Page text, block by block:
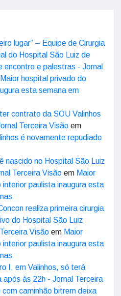
lugar” – Equipe de Cirurgia
do Hospital São Luiz de
encontro e palestras - Jornal
Maior hospital privado do
esta semana em
contrato da SOU Valinhos
Terceira Visão em
é novamente repudiado
nascido no Hospital São Luiz
Terceira Visão em Maior
interior paulista inaugura esta
realiza primeira cirurgia
do Hospital São Luiz
Visão em Maior
interior paulista inaugura esta
I, em Valinhos, só terá
após às 22h - Jornal Terceira
caminhão bitrem deixa